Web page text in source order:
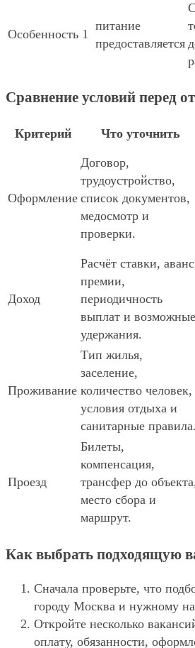
Особенность 1
питание
предоставляется
Сравнение условий перед
Критерий Что уточнить
Оформление
Договор,
трудоустройство,
список документов,
медосмотр и
проверки.
Доход
Расчёт ставки,
премии,
периодичность
выплат и возможные
удержания.
Проживание
Тип жилья,
заселение,
количество человек,
условия отдыха и
санитарные правила.
Проезд
Билеты,
компенсация,
трансфер до
место сбора и
маршрут.
Как выбрать подходящую
Сначала проверьте, что
городу Москва и нужному
Откройте несколько
оплату, обязанности,